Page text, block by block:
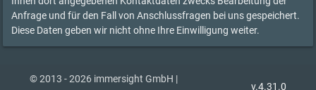
Anfrage und für den Fall von Anschlussfragen bei uns gespeichert.
Diese Daten geben wir nicht ohne Ihre Einwilligung weiter.
© 2013 - 2026 immersight GmbH |
v.4.31.0